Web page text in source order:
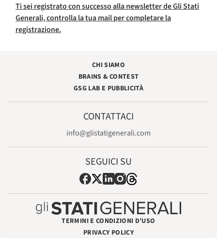
Ti sei registrato con successo alla newsletter de Gli Stati
Generali, controlla la tua mail per completare la
registrazione.
CHI SIAMO
BRAINS & CONTEST
GSG LAB E PUBBLICITÀ
CONTATTACI
info@glistatigenerali.com
SEGUICI SU
TERMINI E CONDIZIONI D’USO
PRIVACY POLICY